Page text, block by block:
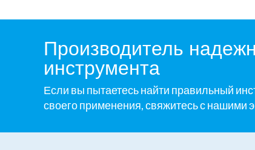
Производитель
инструмента
Если вы пытаетесь найти правильный
своего применения, свяжитесь с нашими